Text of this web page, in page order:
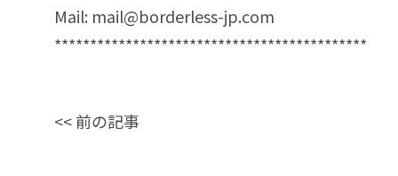
Mail: mail@borderless-jp.com
********************************************
<<前の記事